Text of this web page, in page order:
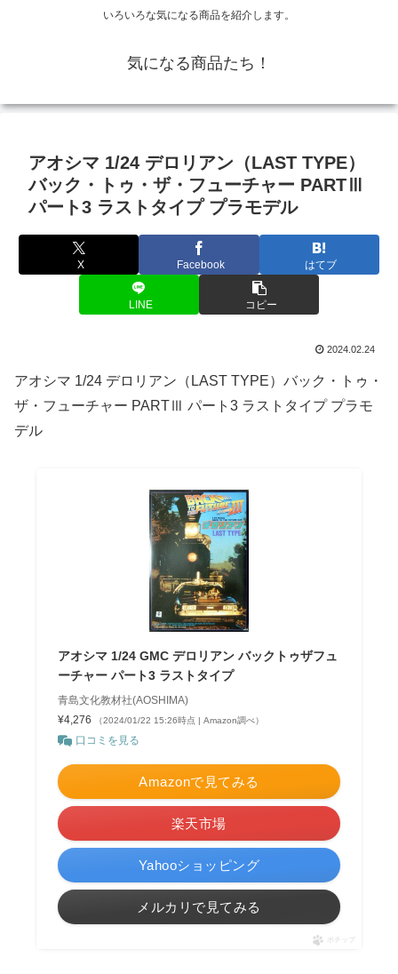
いろいろな気になる商品を紹介します。
気になる商品たち！
アオシマ 1/24 デロリアン（LAST TYPE）
バック・トゥ・ザ・フューチャー PARTⅢ
パート3 ラストタイプ プラモデル
X Facebook はてブ
LINE コピー
2024.02.24
アオシマ 1/24 デロリアン（LAST TYPE）バック・トゥ・
ザ・フューチャー PARTⅢ パート3 ラストタイプ プラモ
デル
アオシマ 1/24 GMC デロリアン バックトゥザフュ
ーチャー パート3 ラストタイプ
青島文化教材社(AOSHIMA)
¥4,276
（2024/01/22 15:26時点 | Amazon調べ）
口コミを見る
Amazonで見てみる
楽天市場
Yahooショッピング
メルカリで見てみる
ポチップ